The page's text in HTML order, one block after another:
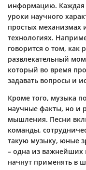
информацию. Каждая
уроки научного
простых механизмах
технологиях.
говорится о том, как
развлекательный
который во время
задавать вопросы и
Кроме того, музыка
научные факты, но и
мышления. Песни
команды,
такую музыку, юные
– одна из важнейших
начнут применять в